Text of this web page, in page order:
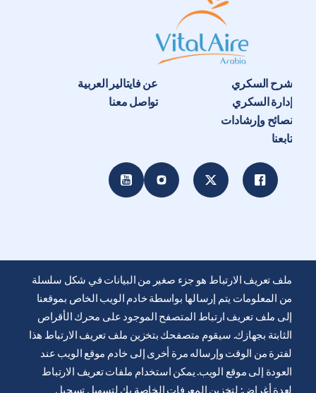
شرح السكري
إدارة السكري
نصائح وإرشادات
عن فايتالير العربية
تواصل معنا
تابعنا
يتم توفير موقع الويب هذا من قِبل شركة ايرليكيد للرعاية الصحية
لتثقيف ودعم المصابين بالسكري. انها للعلم فقط ولا تحل محل
التوصيات الطبية. دائما اطلب المشورة من أخصائي الرعاية الصحية.
ملف تعريف الارتباط هو جزء صغير من البيانات في شكل سلسلة
من المعلومات يتم إرسالها بواسطة خادم الويب الخاص بموقعنا
إلى ملف تعريف ارتباط المتصفح الموجود على محرك الأقراص
الثابتة بجهازك. سيقوم متصفحك بتخزين ملف تعريف الارتباط هذا
لفترة من الوقت وإرساله مرة أخرى إلى خادم موقع الويب عند
العودة إلى موقع الويب. يمكن استخدام ملفات تعريف الارتباط
لعدة أغراض: لتخزين المعرفات الخاصة بك لتسهيل تسجيل